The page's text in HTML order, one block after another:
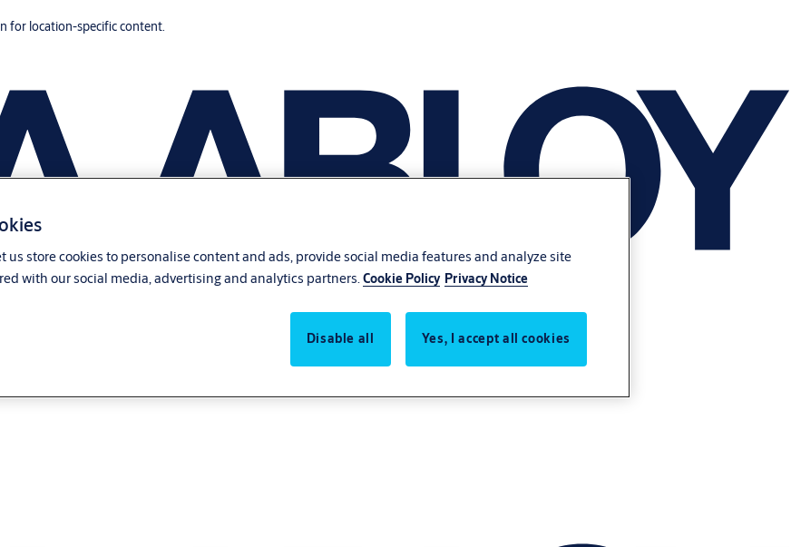
for location-specific content.
us store cookies to personalise content and ads, provide social media features and analyze site
with our social media, advertising and analytics partners. Cookie Policy Privacy Notice
Disable all Yes, I accept all cookies